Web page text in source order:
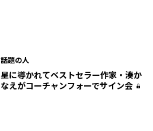
話題の人
星に導かれて――ベストセラー作家・湊か
なえがコーチャンフォーでサイン会